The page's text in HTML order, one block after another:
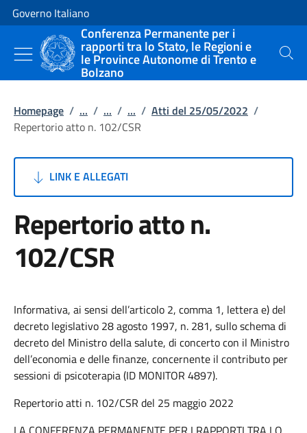
Vai al contenuto
Vai alla navigazione del sito
Governo Italiano
Conferenza Permanente per i
rapporti tra lo Stato, le Regioni e
le Province Autonome di Trento e
Bolzano
Cerca
Homepage / ... / ... / ... / Atti del 25/05/2022 /
Repertorio atto n. 102/CSR
LINK E ALLEGATI
Repertorio atto n.
102/CSR
Informativa, ai sensi dell’articolo 2, comma 1, lettera e) del
decreto legislativo 28 agosto 1997, n. 281, sullo schema di
decreto del Ministro della salute, di concerto con il Ministro
dell’economia e delle finanze, concernente il contributo per
sessioni di psicoterapia (ID MONITOR 4897).
Repertorio atti n. 102/CSR del 25 maggio 2022